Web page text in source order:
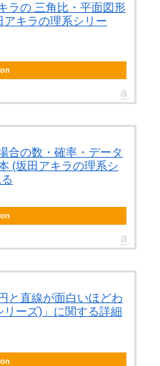
ラの 三角比・平面図形
アキラの理系シリー
合の数・確率・データ
(坂田アキラの理系シ
と直線が面白いほどわ
ーズ)」に関する詳細